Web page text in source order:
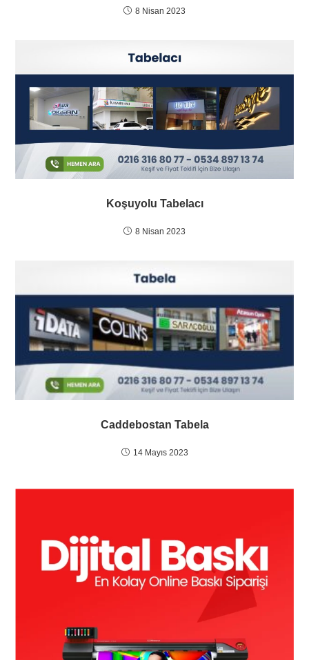
8 Nisan 2023
Koşuyolu Tabelacı
8 Nisan 2023
Caddebostan Tabela
14 Mayıs 2023